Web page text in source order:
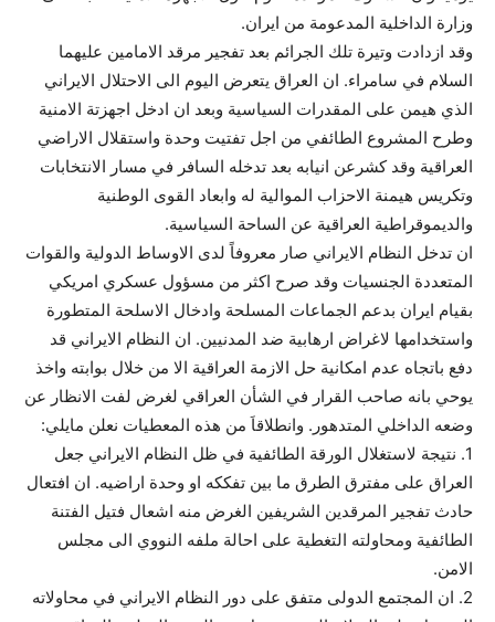
وزارة الداخلية المدعومة من ايران.
وقد ازدادت وتيرة تلك الجرائم بعد تفجير مرقد الامامين عليهما
السلام في سامراء. ان العراق يتعرض اليوم الى الاحتلال الايراني
الذي هيمن على المقدرات السياسية وبعد ان ادخل اجهزتة الامنية
وطرح المشروع الطائفي من اجل تفتيت وحدة واستقلال الاراضي
العراقية وقد كشرعن انيابه بعد تدخله السافر في مسار الانتخابات
وتكريس هيمنة الاحزاب الموالية له وابعاد القوى الوطنية
والديموقراطية العراقية عن الساحة السياسية.
ان تدخل النظام الايراني صار معروفاً لدى الاوساط الدولية والقوات
المتعددة الجنسيات وقد صرح اكثر من مسؤول عسكري امريكي
بقيام ايران بدعم الجماعات المسلحة وادخال الاسلحة المتطورة
واستخدامها لاغراض ارهابية ضد المدنيين. ان النظام الايراني قد
دفع باتجاه عدم امكانية حل الازمة العراقية الا من خلال بوابته واخذ
يوحي بانه صاحب القرار في الشأن العراقي لغرض لفت الانظار عن
وضعه الداخلي المتدهور. وانطلاقاَ من هذه المعطيات نعلن مايلي:
1. نتيجة لاستغلال الورقة الطائفية في ظل النظام الايراني جعل
العراق على مفترق الطرق ما بين تفككه او وحدة اراضيه. ان افتعال
حادث تفجير المرقدين الشريفين الغرض منه اشعال فتيل الفتنة
الطائفية ومحاولته التغطية على احالة ملفه النووي الى مجلس
الامن.
2. ان المجتمع الدولى متفق على دور النظام الايراني في محاولاته